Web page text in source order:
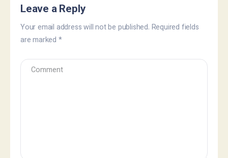
Leave a Reply
Your email address will not be published. Required fields
are marked *